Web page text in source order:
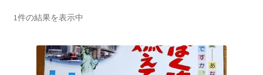
プ
リンクの旅
1件の結果を表示中